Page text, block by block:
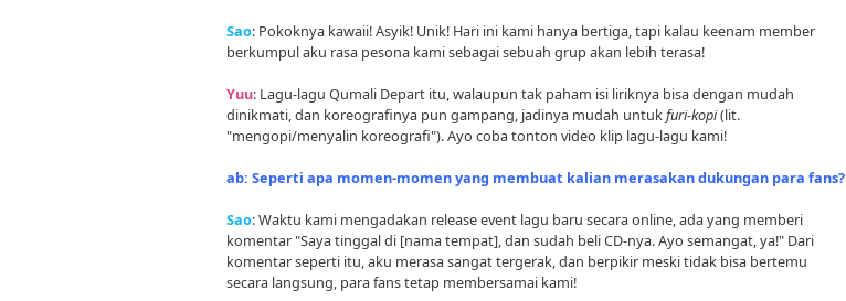
Sao: Pokoknya kawaii! Asyik! Unik! Hari ini kami hanya bertiga, tapi kalau keenam member
berkumpul aku rasa pesona kami sebagai sebuah grup akan lebih terasa!
Yuu: Lagu-lagu Qumali Depart itu, walaupun tak paham isi liriknya bisa dengan mudah
dinikmati, dan koreografinya pun gampang, jadinya mudah untukfuri-kopi(lit.
"mengopi/menyalin koreografi"). Ayo coba tonton video klip lagu-lagu kami!
ab: Seperti apa momen-momen yang membuat kalian merasakan dukungan para fans?
Sao: Waktu kami mengadakan release event lagu baru secara online, ada yang memberi
komentar "Saya tinggal di [nama tempat], dan sudah beli CD-nya. Ayo semangat, ya!" Dari
komentar seperti itu, aku merasa sangat tergerak, dan berpikir meski tidak bisa bertemu
secara langsung, para fans tetap membersamai kami!